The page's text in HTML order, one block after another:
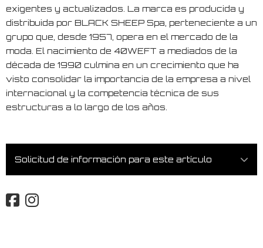
exigentes y actualizados. La marca es producida y
distribuida por BLACK SHEEP Spa, perteneciente a un
grupo que, desde 1957, opera en el mercado de la
moda. El nacimiento de 40WEFT a mediados de la
década de 1990 culmina en un crecimiento que ha
visto consolidar la importancia de la empresa a nivel
internacional y la competencia técnica de sus
estructuras a lo largo de los años.
Solicitud de información para este artículo